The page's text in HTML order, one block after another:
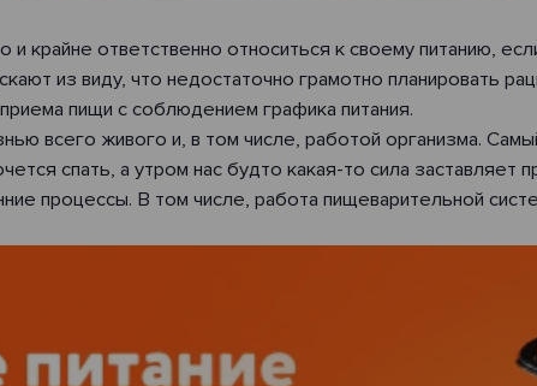
крайне ответственно относиться к своему питанию,
из виду, что недостаточно грамотно планировать
пищи с соблюдением графика питания.
всего живого и, в том числе, работой организма.
спать, а утром нас будто какая-то сила заставляет
процессы. В том числе, работа пищеварительной